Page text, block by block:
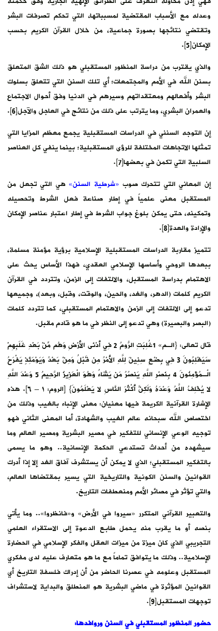
وعدله مع الأسباب المقتضية لمسبباتها، التي تحكم تصرفات البشر
وتقتضي نتائجها بصورة جماعية، من خلال القرآن الكريم بحسب
الإمكان[5].
والذي يقترب من دراسة المنظور المستقبلي هو ذلك الشق المتعلق
بسنن الله في الأمم والمجتمعات؛ أي تلك السنن التي تتعلق بسلوك
البشر وأفعالهم ومعتقداتهم وسيرهم في الدنيا وفق أحوال الاجتماع
والعمران البشري، وما يترتب على ذلك من نتائج في العاجل والآجل[6].
إن التوجه السنني في الدراسات المستقبلية يجمع معظم المزايا التي
تمثلها الاتجاهات المختلفة للرؤى المستقبلية؛ بينما ينفي كل العناصر
السلبية التي تكمن في بعضها[7].
إن المعاني التي تتحرك صوب «شرطية السنن» هي التي تجعل من
المستقبل معنى علمياً في إطار صناعة فعل الشرط وتحصيله
وتمكينه، حتى يمكن بلوغ جواب الشرط في إطار اعتبار عناصر الإمكان
والإرادة والعدة[8].
تتميز مقاربة الدراسات المستقبلية الإسلامية برؤية مؤمنة مسلمة،
ببعدها الروحي وأساسها الإسلامي العقدي، فهذا الأساس يحث على
الاهتمام بدراسة المستقبل، والالتفات إلى الزمن، وتتردد في القرآن
الكريم كلمات (الدهر، والغد، والحين، والوقت، وقبل، وبعد)، وجميعها
تدعو إلى الالتفات إلى الزمن والاهتمام المستقبلي، كما تتردد كلمات
(البصر والبصيرة) وهي تدعو إلى النظر في ما هو قادم مقبل.
قال تعالى: {الـم» 1غُلِبَتِ الرُّومُ 2 فِي أَدْنَى الأَرْضِ وَهُم مِّنْ بَعْدِ غَلَبِهِمْ
سَيَغْلِبُونَ 3 فِي بِضْعِ سِنِينَ لِلَّهِ الأَمْرُ مِن قَبْلُ وَمِنْ بَعْدُ وَيَوْمَئِذٍ يَفْرَحُ
الْـمُؤْمِنُونَ 4 بِنَصْرِ اللَّهِ يَنصُرُ مَن يَشَاءُ وَهُوَ الْعَزِيزُ الرَّحِيمُ 5 وَعْدَ اللَّهِ
لا يُخْلِفُ اللَّهُ وَعْدَهُ وَلَكِنَّ أَكْثَرَ النَّاسِ لا يَعْلَمُونَ} [الروم: ١ – ٦]. هذه
الإشارة القرآنية الكريمة فيها معنيان: معنى الإنباء بالغيب وذلك من
اختصاص الله سبحانه عالم الغيب والشهادة، أما المعنى الثاني فهو
توجيه الوعي الإنساني للتفكير في مصير البشرية ومصير العالم وما
سيشهده من أحداث تستدعي الحكمة الإنسانية.. وهو ما يسمى
بالتفكير المستقبلي؛ الذي لا يمكن أن يستشرف آفاق الغد إلا إذا أدرك
القوانين والسنن الكونية والتاريخية التي يسير بمقتضاها العالم،
والتي تؤثر في مصائر الأمم ومنعطفات التاريخ.
والتعبير القرآني المتكرر «سيروا في الأرض» و«فانظروا».. وما يأتي
بنصه أو ما يقرب منه يحمل طابع الدعوة إلى الاستقراء العلمي
التجريبي الذي كان ميزة من ميزات العقل والفكر الإسلامي في الحضارة
الإسلامية.. وذلك ما يتوافق تماماً مع ما هو متعارف عليه لدى مفكري
المستقبل وعلومه في عصرنا الحاضر من أن إدراك فلسفة التاريخ أي
القوانين المؤثرة في ماضي البشرية هو المنطلق والبداية لاستشراف
توجهات المستقبل[9].
حضور المنظور المستقبلي في السنن وروافدها: